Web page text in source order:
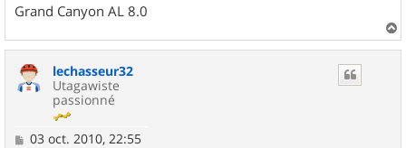
Grand Canyon AL 8.0
a
lechasseur32
Utagawiste
passionné
M
03 oct. 2010, 22:55